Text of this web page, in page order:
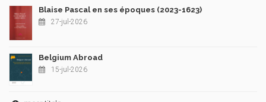
Blaise Pascal en ses époques (2023-1623)
27-jul-2026
Belgium Abroad
15-jul-2026